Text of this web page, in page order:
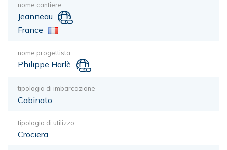
nome cantiere
Jeanneau
France
nome progettista
Philippe Harlè
tipologia di imbarcazione
Cabinato
tipologia di utilizzo
Crociera